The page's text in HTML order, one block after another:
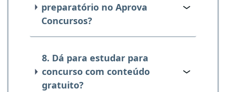
preparatório no Aprova
Concursos?
8. Dá para estudar para
concurso com conteúdo
gratuito?